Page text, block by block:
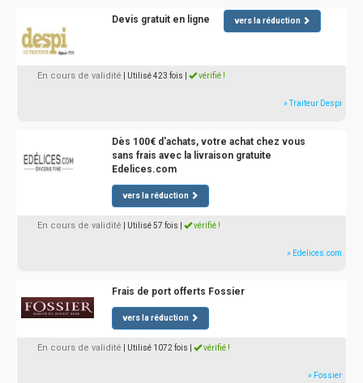
Devis gratuit en ligne vers la réduction
En cours de validité | Utilisé 423 fois vérifié !
» Traiteur Despi
Dès 100€ d'achats, votre achat chez vous
sans frais avec la livraison gratuite
Edelices.com
vers la réduction
En cours de validité | Utilisé 57 fois vérifié !
» Edelices.com
Frais de port offerts Fossier
vers la réduction
En cours de validité | Utilisé 1072 fois vérifié !
» Fossier